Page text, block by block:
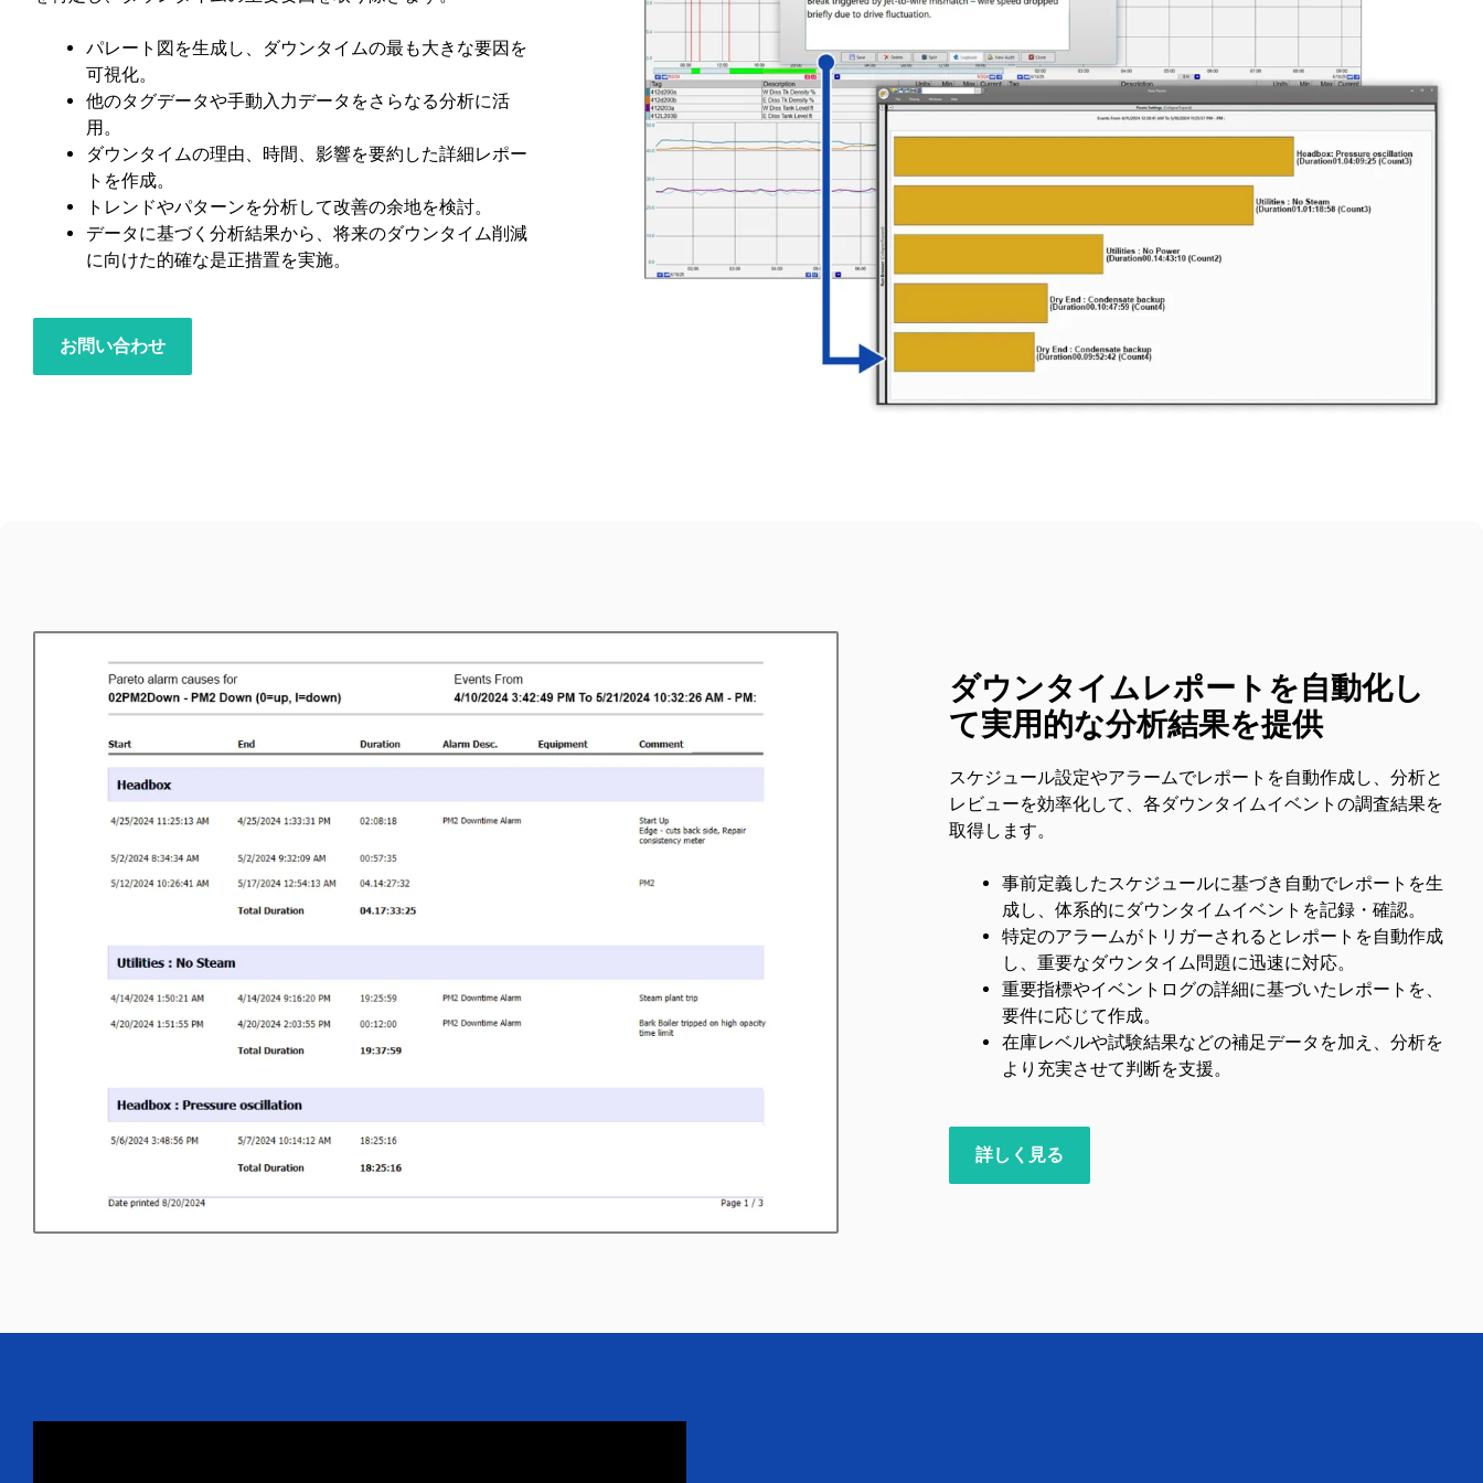
パレート図を生成し、ダウンタイムの最も大きな要因を
可視化。
他のタグデータや手動入力データをさらなる分析に活
用。
ダウンタイムの理由、時間、影響を要約した詳細レポー
トを作成。
トレンドやパターンを分析して改善の余地を検討。
データに基づく分析結果から、将来のダウンタイム削減
に向けた的確な是正措置を実施。
お問い合わせ
ダウンタイムレポートを自動化し
て実用的な分析結果を提供
スケジュール設定やアラームでレポートを自動作成し、分析と
レビューを効率化して、各ダウンタイムイベントの調査結果を
取得します。
事前定義したスケジュールに基づき自動でレポートを生
成し、体系的にダウンタイムイベントを記録・確認。
特定のアラームがトリガーされるとレポートを自動作成
し、重要なダウンタイム問題に迅速に対応。
重要指標やイベントログの詳細に基づいたレポートを、
要件に応じて作成。
在庫レベルや試験結果などの補足データを加え、分析を
より充実させて判断を支援。
詳しく見る